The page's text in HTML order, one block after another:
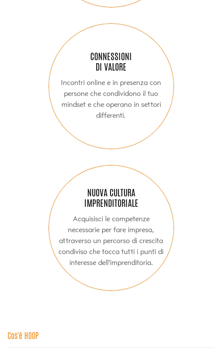
CONNESSIONI
DI VALORE
Incontri online e in presenza con
persone che condividono il tuo
mindset e che operano in settori
differenti.
NUOVA CULTURA
IMPRENDITORIALE
Acquisisci le competenze
necessarie per fare impresa,
attraverso un percorso di crescita
condiviso che tocca tutti i punti di
interesse dell'imprenditoria.
Cos'è HOOP